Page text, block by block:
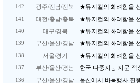
142 광주/전남/전북 ★뮤지컬의 화려함을
141 대전/충남/충북 ★뮤지컬의 화려함을
140 대구/경북 ★뮤지컬의 화려함을
139 부산/울산/경남 ★뮤지컬의 화려함을
138 서울/경기 ★뮤지컬의 화려함을
137 부산/울산/경남 한국 다중지능 지문 적
136 부산/울산/경남 울산에서 바둑행사 진